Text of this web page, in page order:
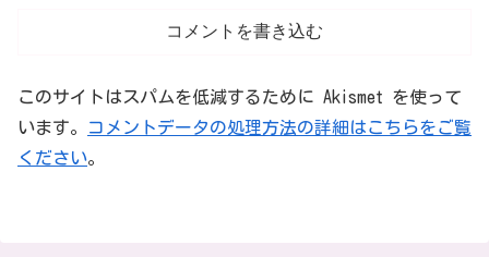
コメントを書き込む
このサイトはスパムを低減するために Akismet を使って
います。
コメントデータの処理方法の詳細はこちらをご覧
ください。